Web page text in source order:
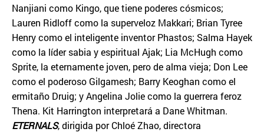
Nanjiani como Kingo, que tiene poderes cósmicos;
Lauren Ridloff como la superveloz Makkari; Brian Tyree
Henry como el inteligente inventor Phastos; Salma Hayek
como la líder sabia y espiritual Ajak; Lia McHugh como
Sprite, la eternamente joven, pero de alma vieja; Don Lee
como el poderoso Gilgamesh; Barry Keoghan como el
ermitaño Druig; y Angelina Jolie como la guerrera feroz
Thena. Kit Harrington interpretará a Dane Whitman.
ETERNALS, dirigida por Chloé Zhao, directora